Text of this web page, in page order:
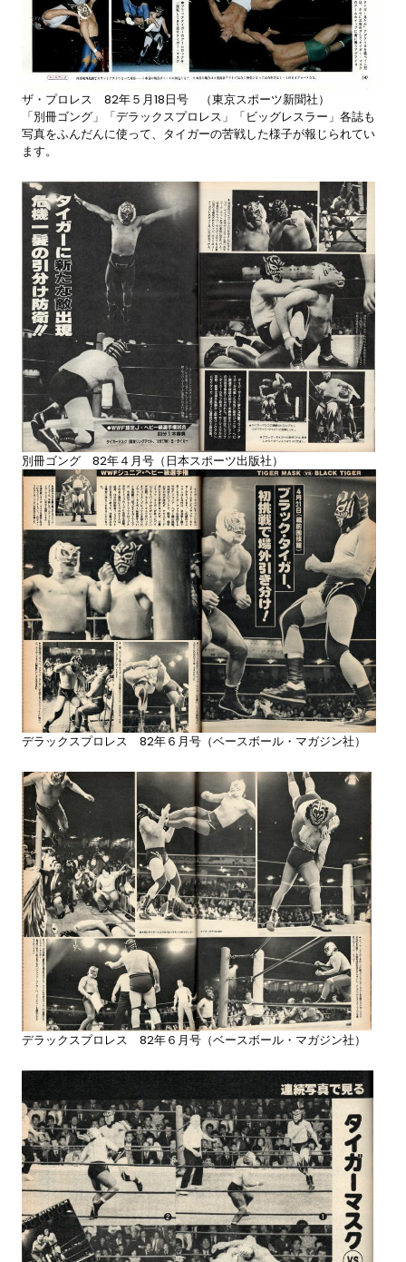
ザ・プロレス 82年５月18日号 （東京スポーツ新聞社）
「別冊ゴング」「デラックスプロレス」「ビッグレスラー」各誌も
写真をふんだんに使って、タイガーの苦戦した様子が報じられてい
ます。
別冊ゴング 82年４月号（日本スポーツ出版社）
デラックスプロレス 82年６月号（ベースボール・マガジン社）
デラックスプロレス 82年６月号（ベースボール・マガジン社）